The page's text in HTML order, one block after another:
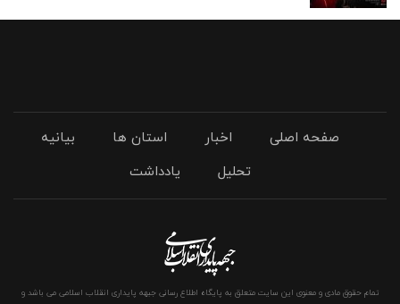
صفحه اصلی اخبار استان ها
بیانیه
تحلیل
یادداشت
تمام حقوق مادی و معنوی این سایت متعلق به پایگاه اطلاع رسانی جبهه پایداری انقلاب اسلامی می باشد و